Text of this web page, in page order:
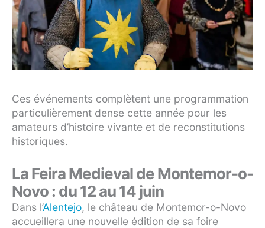
Ces événements complètent une programmation
particulièrement dense cette année pour les
amateurs d’histoire vivante et de reconstitutions
historiques.
La Feira Medieval de Montemor-o-
Novo : du 12 au 14 juin
Dans l’Alentejo, le château de Montemor-o-Novo
accueillera une nouvelle édition de sa foire